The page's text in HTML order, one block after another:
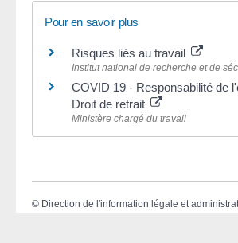
Pour en savoir plus
Risques liés au travail
Institut national de recherche et de
COVID 19 - Responsabilité de
Droit de retrait
Ministère chargé du travail
© Direction de l'information légale et